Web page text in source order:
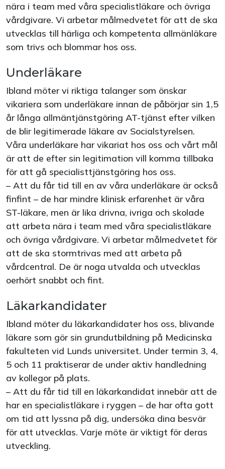
nära i team med våra specialistläkare och övriga
vårdgivare. Vi arbetar målmedvetet för att de ska
utvecklas till härliga och kompetenta allmänläkare
som trivs och blommar hos oss.
Underläkare
Ibland möter vi riktiga talanger som önskar
vikariera som underläkare innan de påbörjar sin 1,5
år långa allmäntjänstgöring AT-tjänst efter vilken
de blir legitimerade läkare av Socialstyrelsen.
Våra underläkare har vikariat hos oss och vårt mål
är att de efter sin legitimation vill komma tillbaka
för att gå specialisttjänstgöring hos oss.
– Att du får tid till en av våra underläkare är också
finfint – de har mindre klinisk erfarenhet är våra
ST-läkare, men är lika drivna, ivriga och skolade
att arbeta nära i team med våra specialistläkare
och övriga vårdgivare. Vi arbetar målmedvetet för
att de ska stormtrivas med att arbeta på
vårdcentral. De är noga utvalda och utvecklas
oerhört snabbt och fint.
Läkarkandidater
Ibland möter du läkarkandidater hos oss, blivande
läkare som gör sin grundutbildning på Medicinska
fakulteten vid Lunds universitet. Under termin 3, 4,
5 och 11 praktiserar de under aktiv handledning
av kollegor på plats.
– Att du får tid till en läkarkandidat innebär att de
har en specialistläkare i ryggen – de har ofta gott
om tid att lyssna på dig, undersöka dina besvär
för att utvecklas. Varje möte är viktigt för deras
utveckling.